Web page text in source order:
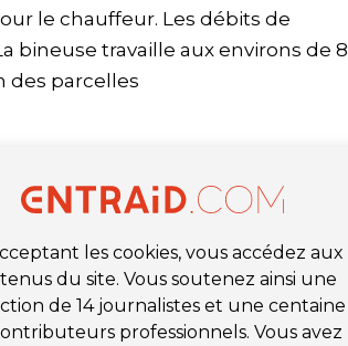
le chauffeur. Les débits de
bineuse travaille aux environs de 8
des parcelles
les cookies, vous accédez aux
du site. Vous soutenez ainsi une
de 14 journalistes et une centaine
professionnels. Vous avez